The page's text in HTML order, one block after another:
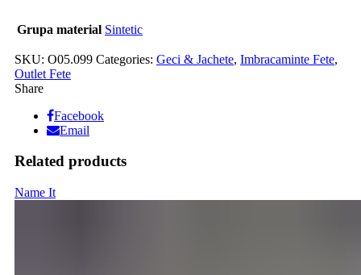
Grupa material Sintetic
SKU: O05.099 Categories: Geci & Jachete, Imbracaminte Fete,
Outlet Fete
Share
Facebook
Email
Related products
Name It